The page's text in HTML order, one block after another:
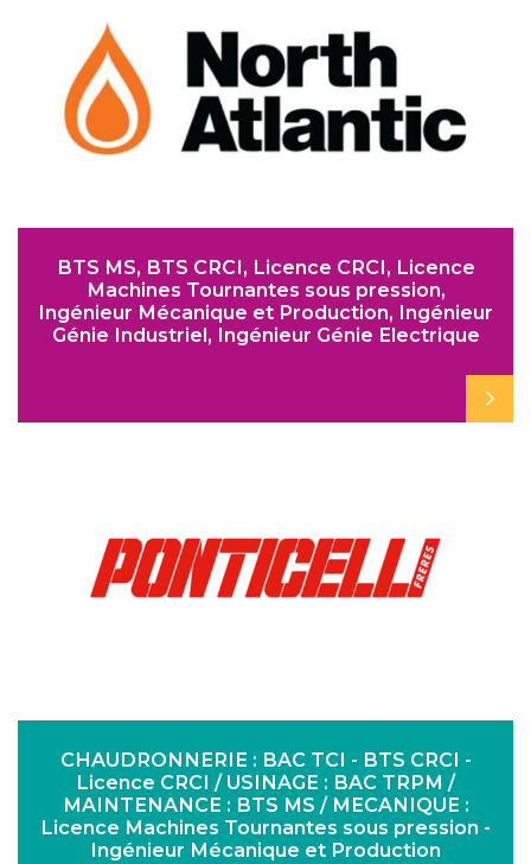
BTS MS, BTS CRCI, Licence CRCI, Licence
Machines Tournantes sous pression,
Ingénieur Mécanique et Production, Ingénieur
Génie Industriel, Ingénieur Génie Electrique
CHAUDRONNERIE : BAC TCI - BTS CRCI -
Licence CRCI / USINAGE : BAC TRPM /
MAINTENANCE : BTS MS / MECANIQUE :
Licence Machines Tournantes sous pression -
Ingénieur Mécanique et Production